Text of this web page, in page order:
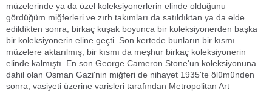
müzelerinde ya da özel koleksiyonerlerin elinde olduğunu
gördüğüm miğferleri ve zırh takımları da satıldıktan ya da elde
edildikten sonra, birkaç kuşak boyunca bir koleksiyonerden başka
bir koleksiyonerin eline geçti. Son kertede bunların bir kısmı
müzelere aktarılmış, bir kısmı da meşhur birkaç koleksiyonerin
elinde kalmıştı. En son George Cameron Stone'un koleksiyonuna
dahil olan Osman Gazi'nin miğferi de nihayet 1935'te ölümünden
sonra, vasiyeti üzerine varisleri tarafından Metropolitan Art